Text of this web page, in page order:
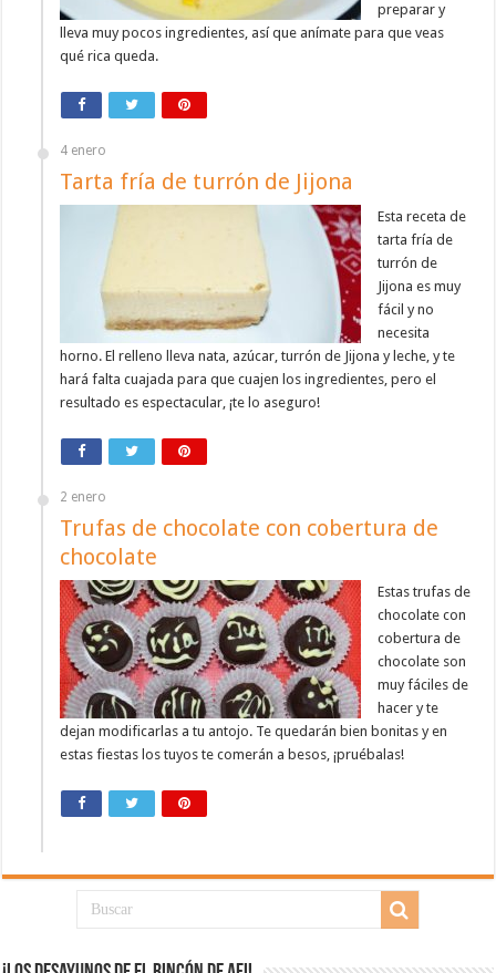
preparar y
lleva muy pocos ingredientes, así que anímate para que veas
qué rica queda.
4 enero
Tarta fría de turrón de Jijona
Esta receta de
tarta fría de
turrón de
Jijona es muy
fácil y no
necesita
horno. El relleno lleva nata, azúcar, turrón de Jijona y leche, y te
hará falta cuajada para que cuajen los ingredientes, pero el
resultado es espectacular, ¡te lo aseguro!
2 enero
Trufas de chocolate con cobertura de
chocolate
Estas trufas de
chocolate con
cobertura de
chocolate son
muy fáciles de
hacer y te
dejan modificarlas a tu antojo. Te quedarán bien bonitas y en
estas fiestas los tuyos te comerán a besos, ¡pruébalas!